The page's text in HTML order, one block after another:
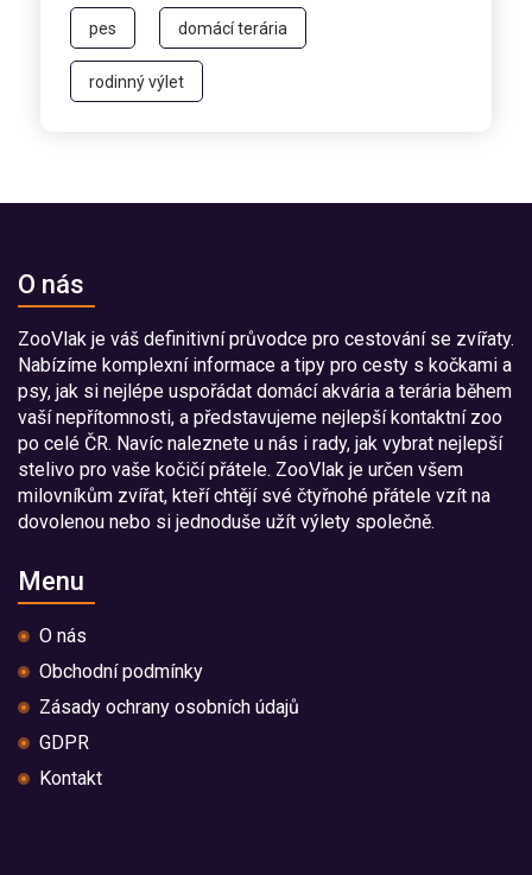
pes domácí terária
rodinný výlet
O nás
ZooVlak je váš definitivní průvodce pro cestování se zvířaty.
Nabízíme komplexní informace a tipy pro cesty s kočkami a
psy, jak si nejlépe uspořádat domácí akvária a terária během
vaší nepřítomnosti, a představujeme nejlepší kontaktní zoo
po celé ČR. Navíc naleznete u nás i rady, jak vybrat nejlepší
stelivo pro vaše kočičí přátele. ZooVlak je určen všem
milovníkům zvířat, kteří chtějí své čtyřnohé přátele vzít na
dovolenou nebo si jednoduše užít výlety společně.
Menu
O nás
Obchodní podmínky
Zásady ochrany osobních údajů
GDPR
Kontakt